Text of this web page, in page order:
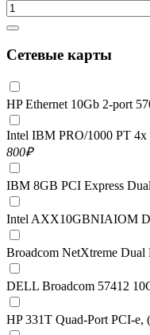
Сетевые карты
HP Ethernet 10Gb 2-port
Intel IBM PRO/1000 PT
800₽
IBM 8GB PCI Express
Intel AXX10GBNIAIOM
Broadcom NetXtreme Dual
DELL Broadcom 57412
HP 331T Quad-Port PCI-e,